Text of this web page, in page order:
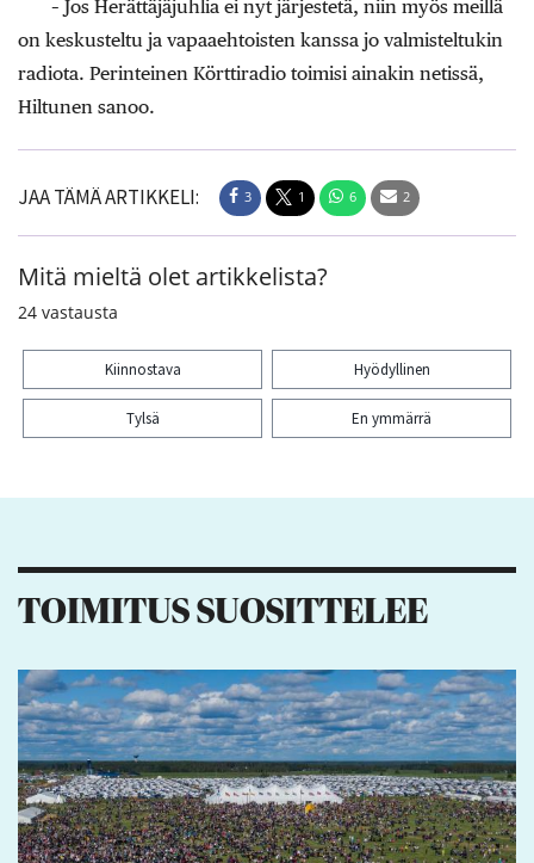
– Jos Herättäjäjuhlia ei nyt järjestetä, niin myös meillä
on keskusteltu ja vapaaehtoisten kanssa jo valmisteltukin
radiota. Perinteinen Körttiradio toimisi ainakin netissä,
Hiltunen sanoo.
JAA TÄMÄ ARTIKKELI: 3 1 6 2
Mitä mieltä olet artikkelista?
24 vastausta
Kiinnostava Hyödyllinen
Tylsä En ymmärrä
TOIMITUS SUOSITTELEE